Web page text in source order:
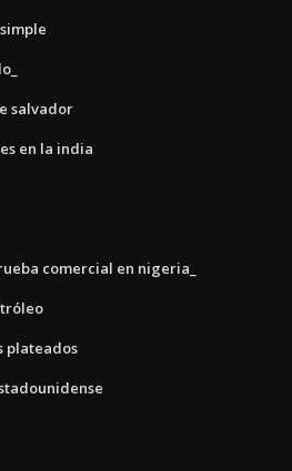
salvador
en la india
comercial en nigeria_
plateados